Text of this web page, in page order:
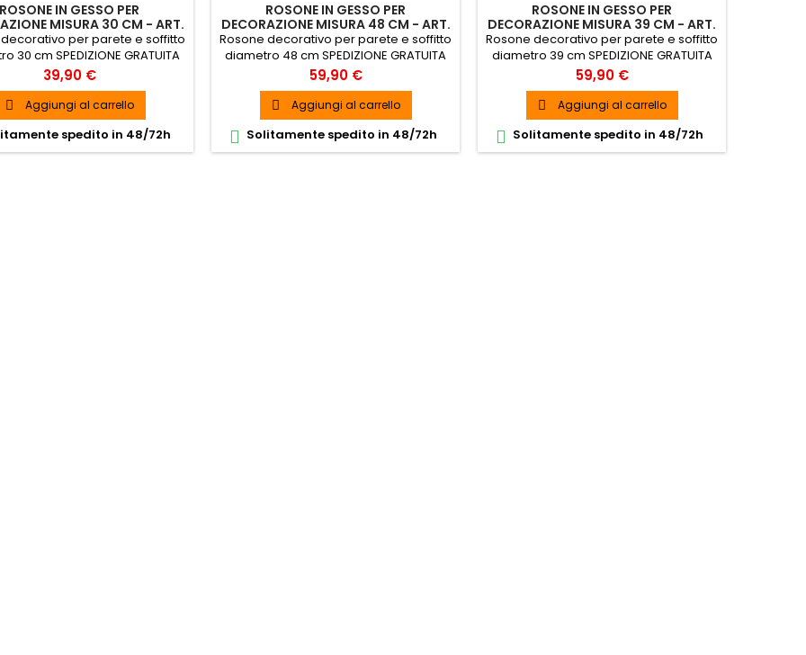
ROSONE IN GESSO PER
MISURA 30 CM - ART.
120per parete e soffitto
30 cm SPEDIZIONE GRATUITA
Prezzo
39,90 €
 Aggiungi al carrello
spedito in 48/72h
ROSONE IN GESSO PER
DECORAZIONE MISURA 48 CM - ART.
151
Rosone decorativo per parete e soffitto
diametro 48 cm SPEDIZIONE GRATUITA
Prezzo
59,90 €
 Aggiungi al carrello
 Solitamente spedito in 48/72h
ROSONE IN GESSO PER
DECORAZIONE MISURA 39 CM - ART.
145
Rosone decorativo per parete e soffitto
diametro 39 cm SPEDIZIONE GRATUITA
Prezzo
59,90 €
 Aggiungi al carrello
 Solitamente spedito in 48/72h